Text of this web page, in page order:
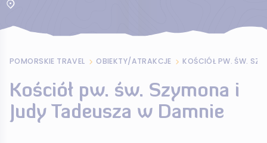
POMORSKIE TRAVEL OBIEKTY/ATRAKCJE
Kościół pw. św. Szymona i
Judy Tadeusza w Damnie